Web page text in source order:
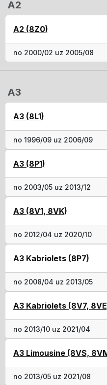
A2
A2 (8Z0)
no 2000/02 uz 2005/08
A3
A3 (8L1)
no 1996/09 uz 2006/09
A3 (8P1)
no 2003/05 uz 2013/12
A3 (8V1, 8VK)
no 2012/04 uz 2020/10
A3 Kabriolets (8P7)
no 2008/04 uz 2013/05
A3 Kabriolets (8V7,
no 2013/10 uz 2021/04
A3 Limousine (8VS,
no 2013/05 uz 2021/08